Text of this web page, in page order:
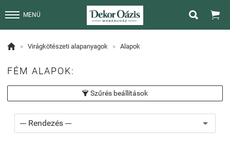
MENÜ  
 » Virágkötészeti alapanyagok » Alapok
FÉM ALAPOK:
 Szűrés beállítások